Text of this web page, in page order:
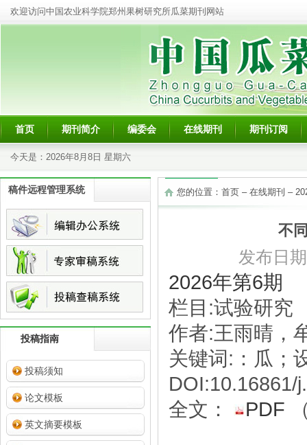
欢迎访问中国农业科学院郑州果树研究所瓜菜期刊网站
首页 期刊简介 编委会 在线期刊 期刊订阅
今天是： 2026年8月8日 星期六
稿件远程管理系统
投稿指南
投稿须知
论文模板
英文摘要模板
您的位置： 首页 – 在线期刊 –
不
发布日
2026年第6期
栏目:试验研究
作者:王雨晴，
关键词:：瓜；
DOI:10.16861/
全文：
PDF